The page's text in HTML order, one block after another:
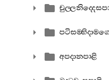
අපදානපාළි